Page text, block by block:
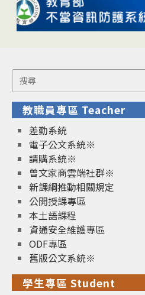
Search
for:
教職員專區 Teacher
差勤系統
電子公文系統※
請購系統※
曾文家商雲端社群※
新課綱推動相關規定
公開授課專區
本土語課程
資通安全維護專區
ODF專區
舊版公文系統※
學生專區 Student